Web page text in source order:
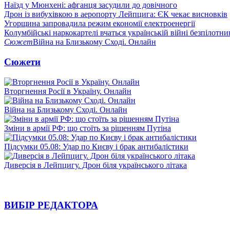
Наїзд у Мюнхені: афганця засудили до довічного
Дрон із вибухівкою в аеропорту Лейпцига: ЄК чекає висновків
Угорщина запровадила режим економії електроенергії
Колумбійські наркокартелі вчаться українській війні
СюжетВійна на Близькому Сході. Онлайн
Сюжети
Вторгнення Росії в Україну. Онлайн
Війна на Близькому Сході. Онлайн
Зміни в армії РФ: що стоїть за рішенням Путіна
Підсумки 05.08: Удар по Києву і брак антибалістики
Диверсія в Лейпцигу. Дрон біля українського літака
ВИБІР РЕДАКТОРА